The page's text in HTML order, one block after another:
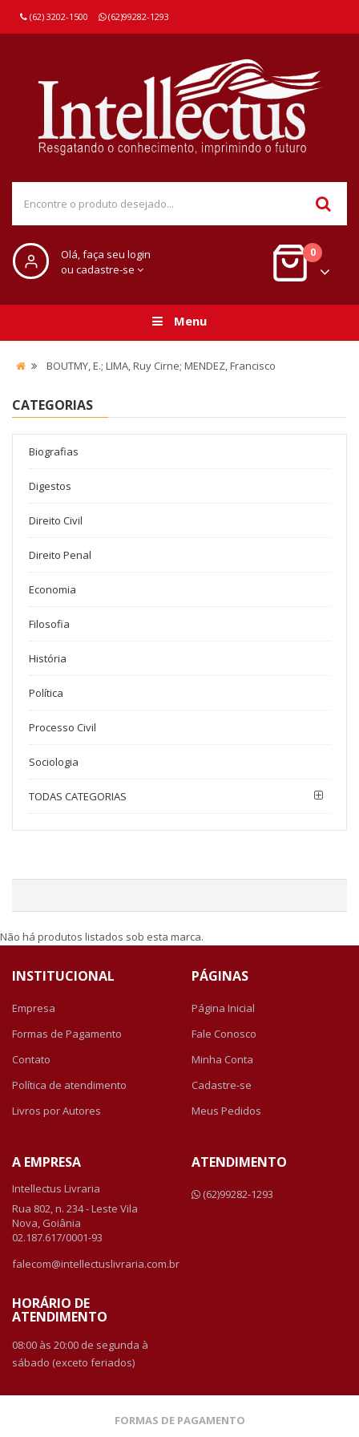
(62) 3202-1500 (62)99282-1293
Olá, faça seu login
ou cadastre-se
0
Menu
BOUTMY, E.; LIMA, Ruy Cirne; MENDEZ, Francisco
CATEGORIAS
Biografias
Digestos
Direito Civil
Direito Penal
Economia
Filosofia
História
Política
Processo Civil
Sociologia
TODAS CATEGORIAS
Não há produtos listados sob esta marca.
INSTITUCIONAL
Empresa
Formas de Pagamento
Contato
Política de atendimento
Livros por Autores
PÁGINAS
Página Inicial
Fale Conosco
Minha Conta
Cadastre-se
Meus Pedidos
A EMPRESA
Intellectus Livraria
Rua 802, n. 234 - Leste Vila
Nova, Goiânia
02.187.617/0001-93
falecom@intellectuslivraria.com.br
HORÁRIO DE
ATENDIMENTO
08:00 às 20:00 de segunda à
sábado (exceto feriados)
ATENDIMENTO
(62)99282-1293
FORMAS DE PAGAMENTO